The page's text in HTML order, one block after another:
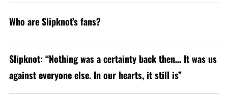
Who are Slipknot’s fans?
Slipknot: “Nothing was a certainty back then… It was us
against everyone else. In our hearts, it still is”